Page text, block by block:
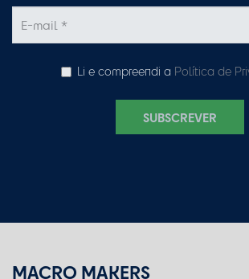
Li e compreendi a Política de
SUBSCREVER
MACRO MAKERS